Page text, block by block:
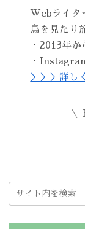
Webライタ
鳥を見たり
・2013年
・
＞＞＞詳し